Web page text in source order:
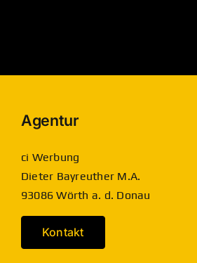
Agentur
ci Werbung
Dieter Bayreuther M.A.
93086 Wörth a. d. Donau
Kontakt